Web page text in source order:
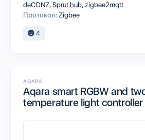
deCONZSprut.hubzigbee2mqtt
Протокол: Zigbee
4
AQARA
Aqara smart RGBW and
temperature light controller